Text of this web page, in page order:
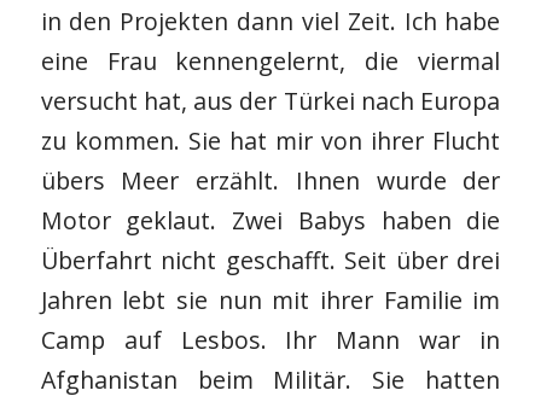
in den Projekten dann viel Zeit. Ich habe
eine Frau kennengelernt, die viermal
versucht hat, aus der Türkei nach Europa
zu kommen. Sie hat mir von ihrer Flucht
übers Meer erzählt. Ihnen wurde der
Motor geklaut. Zwei Babys haben die
Überfahrt nicht geschafft. Seit über drei
Jahren lebt sie nun mit ihrer Familie im
Camp auf Lesbos. Ihr Mann war in
Afghanistan beim Militär. Sie hatten